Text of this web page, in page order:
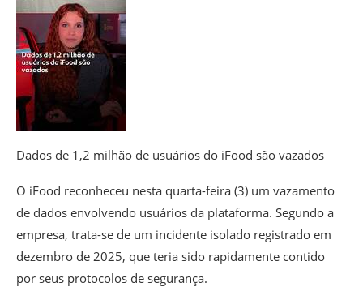
Dados de 1,2 milhão de usuários do iFood são vazados
O iFood reconheceu nesta quarta-feira (3) um vazamento
de dados envolvendo usuários da plataforma. Segundo a
empresa, trata-se de um incidente isolado registrado em
dezembro de 2025, que teria sido rapidamente contido
por seus protocolos de segurança.